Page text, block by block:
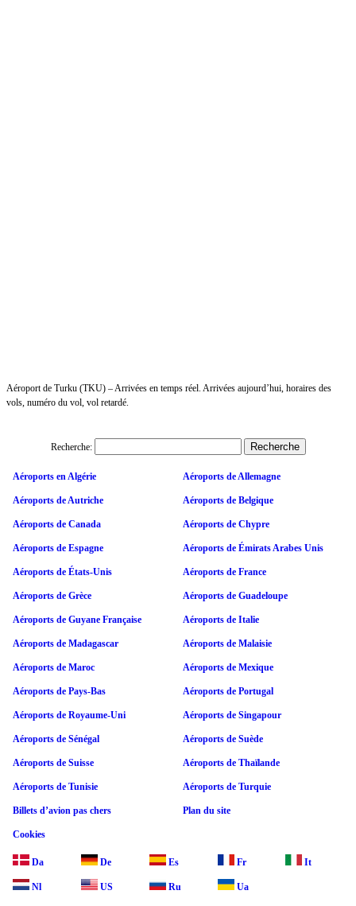
Aéroport de Turku (TKU) – Arrivées en temps réel. Arrivées aujourd’hui, horaires des
vols, numéro du vol, vol retardé.
Recherche:
Aéroports en Algérie Aéroports de Allemagne
Aéroports de Autriche Aéroports de Belgique
Aéroports de Canada Aéroports de Chypre
Aéroports de Espagne Aéroports de Émirats Arabes Unis
Aéroports de États-Unis Aéroports de France
Aéroports de Grèce Aéroports de Guadeloupe
Aéroports de Guyane Française Aéroports de Italie
Aéroports de Madagascar Aéroports de Malaisie
Aéroports de Maroc Aéroports de Mexique
Aéroports de Pays-Bas Aéroports de Portugal
Aéroports de Royaume-Uni Aéroports de Singapour
Aéroports de Sénégal Aéroports de Suède
Aéroports de Suisse Aéroports de Thaïlande
Aéroports de Tunisie Aéroports de Turquie
Billets d’avion pas chers Plan du site
Cookies
Da De Es Fr It
Nl US Ru Ua